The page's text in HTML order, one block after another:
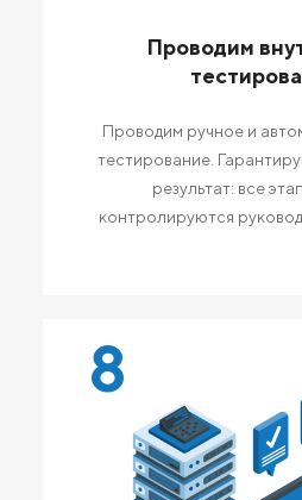
Проводим
Проводим ручное и
тестирование.
результат: все
контролируются
8